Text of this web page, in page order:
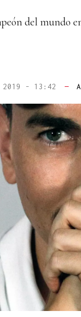
del mundo
2019 - 13:42 —